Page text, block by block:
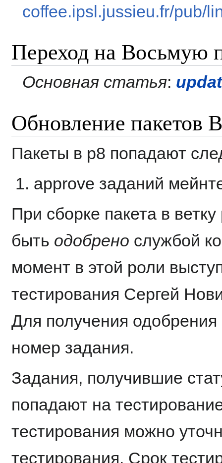
coffee.ipsl.jussieu.fr/pub/
Переход на Восьмую
Основная статья:
Обновление пакетов
Пакеты в p8 попадают
approve заданий
При сборке пакета в
быть одобрено службой
момент в этой роли
тестирования Сергей
Для получения
номер задания.
Задания, получившие
попадают на
тестирования можно
тестирования. Срок